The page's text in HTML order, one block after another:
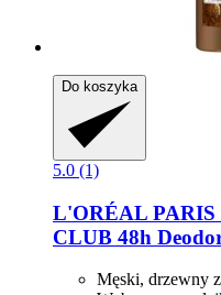
Do koszyka
5.0 (1)
L'ORÉAL PARIS
CLUB 48h
Męski, drzewny